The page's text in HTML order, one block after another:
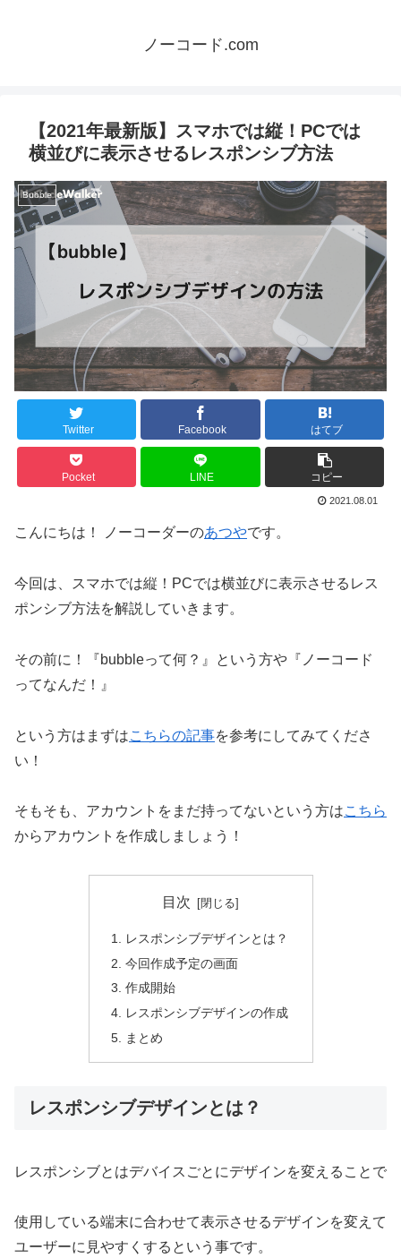
ノーコード.com
【2021年最新版】スマホでは縦！PCでは
横並びに表示させるレスポンシブ方法
Bubble
Twitter Facebook はてブ
Pocket LINE コピー
2021.08.01
こんにちは！ ノーコーダーのあつやです。
今回は、スマホでは縦！PCでは横並びに表示させるレス
ポンシブ方法を解説していきます。
その前に！『bubbleって何？』という方や『ノーコード
ってなんだ！』
という方はまずはこちらの記事を参考にしてみてくださ
い！
そもそも、アカウントをまだ持ってないという方はこちら
からアカウントを作成しましょう！
目次
レスポンシブデザインとは？
今回作成予定の画面
作成開始
レスポンシブデザインの作成
まとめ
レスポンシブデザインとは？
レスポンシブとはデバイスごとにデザインを変えることで
使用している端末に合わせて表示させるデザインを変えて
ユーザーに見やすくするという事です。